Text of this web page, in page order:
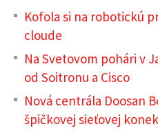
Kofola si na robotickú
cloude
Na Svetovom pohári v
od Soitronu a Cisco
Nová centrála Doosan
špičkovej sieťovej